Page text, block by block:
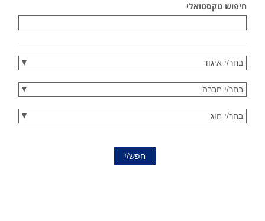
חיפוש טקסטואלי